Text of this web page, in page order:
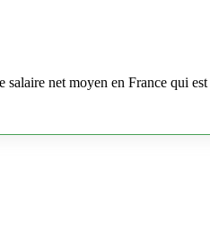
salaire net moyen en France qui